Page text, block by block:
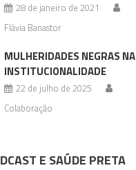
28 de janeiro de 2021
Flávia Banastor
MULHERIDADES NEGRAS NA
INSTITUCIONALIDADE
22 de julho de 2025
Colaboração
E SAÚDE PRETA